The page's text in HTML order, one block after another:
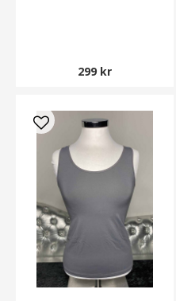
299 kr